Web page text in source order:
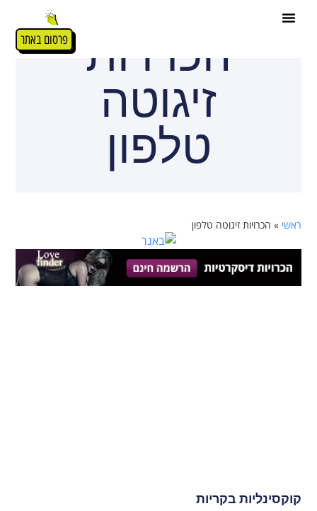
פרסום באתר הכרויות
זיגוטה
טלפון
ראשי » הכרויות זיגוטה טלפון
קוקסינליות בקריות